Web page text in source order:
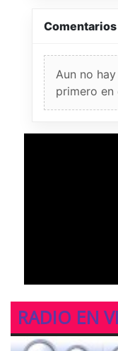
Comentarios
Aun no
primero en
RADIO EN